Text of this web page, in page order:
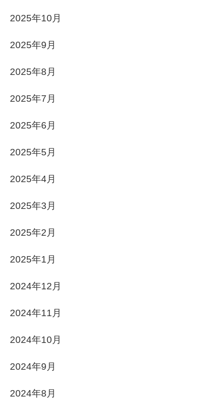
2025年10月
2025年9月
2025年8月
2025年7月
2025年6月
2025年5月
2025年4月
2025年3月
2025年2月
2025年1月
2024年12月
2024年11月
2024年10月
2024年9月
2024年8月